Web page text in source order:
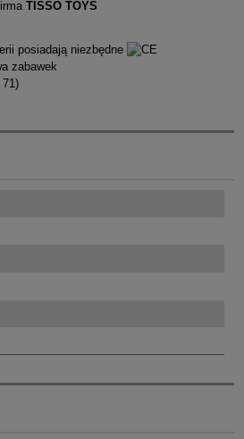
TISSO TOYS
posiadają niezbędne
zabawek